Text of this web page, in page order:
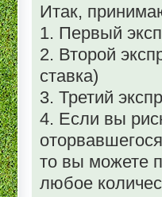
Итак,
1. Первый
2. Второй
ставка)
3. Третий
4. Если вы
то вы можете
любое